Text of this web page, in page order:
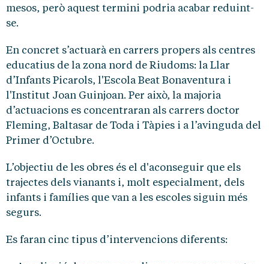
mesos, però aquest termini podria acabar reduint-
se.
En concret s’actuarà en carrers propers als centres
educatius de la zona nord de Riudoms: la Llar
d’Infants Picarols, l'Escola Beat Bonaventura i
l'Institut Joan Guinjoan. Per això, la majoria
d’actuacions es concentraran als carrers doctor
Fleming, Baltasar de Toda i Tàpies i a l’avinguda del
Primer d’Octubre.
L’objectiu de les obres és el d'aconseguir que els
trajectes dels vianants i, molt especialment, dels
infants i famílies que van a les escoles siguin més
segurs.
Es faran cinc tipus d’intervencions diferents: